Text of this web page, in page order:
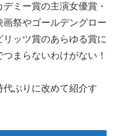
デミー賞の主演女優賞・
祭やゴールデングロー
ッツ賞のあらゆる賞に
まらないわけがない！
代ぶりに改めて紹介す